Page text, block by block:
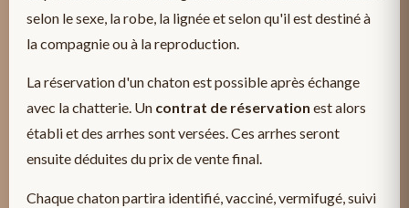
selon le sexe, la robe, la lignée et selon qu'il est destiné à
la compagnie ou à la reproduction.
La réservation d'un chaton est possible après échange
avec la chatterie. Un contrat de réservation est alors
établi et des arrhes sont versées. Ces arrhes seront
ensuite déduites du prix de vente final.
Chaque chaton partira identifié, vacciné, vermifugé, suivi